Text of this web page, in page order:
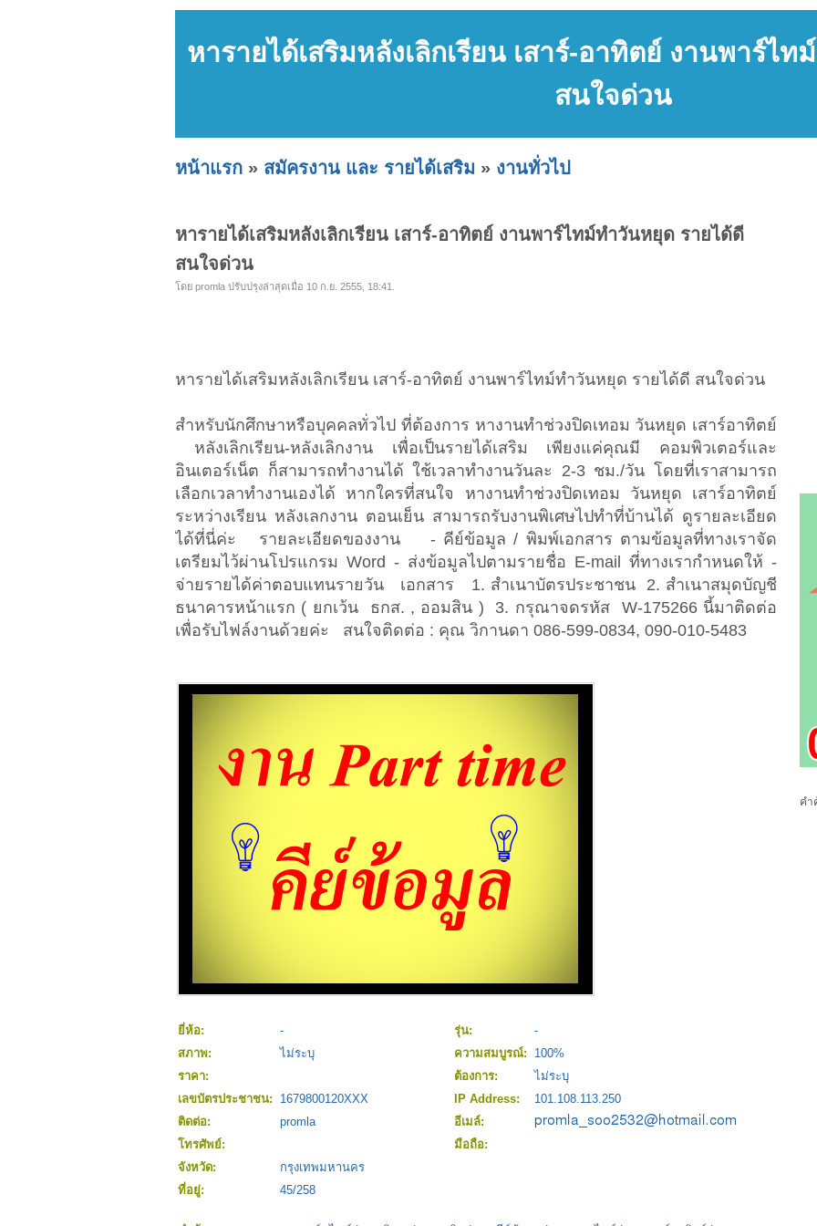
หารายได้เสริมหลังเลิกเรียน เสาร์-อาทิตย์ งานพาร์ไ
สนใจด่วน
หน้าแรก » สมัครงาน และ รายได้เสริม » งานทั่วไป
หารายได้เสริมหลังเลิกเรียน เสาร์-อาทิตย์ งานพาร์ไทม์ทำวันหยุด รายได้ดี
สนใจด่วน
โดย promla ปรับปรุงล่าสุดเมื่อ 10 ก.ย. 2555, 18:41.
หารายได้เสริมหลังเลิกเรียน เสาร์-อาทิตย์ งานพาร์ไทม์ทำวันหยุด รายได้ดี สนใจด่วน
สำหรับนักศึกษาหรือบุคคลทั่วไป ที่ต้องการ หางานทำช่วงปิดเทอม วันหยุด เสาร์อาทิตย์
หลังเลิกเรียน-หลังเลิกงาน เพื่อเป็นรายได้เสริม เพียงแค่คุณมี คอมพิวเตอร์และ
อินเตอร์เน็ต ก็สามารถทำงานได้ ใช้เวลาทำงานวันละ 2-3 ชม./วัน โดยที่เราสามารถ
เลือกเวลาทำงานเองได้ หากใครที่สนใจ หางานทำช่วงปิดเทอม วันหยุด เสาร์อาทิตย์
ระหว่างเรียน หลังเลกงาน ตอนเย็น สามารถรับงานพิเศษไปทำที่บ้านได้ ดูรายละเอียด
ได้ที่นี่ค่ะ รายละเอียดของงาน - คีย์ข้อมูล / พิมพ์เอกสาร ตามข้อมูลที่ทางเราจัด
เตรียมไว้ผ่านโปรแกรม Word - ส่งข้อมูลไปตามรายชื่อ E-mail ที่ทางเรากำหนดให้ -
จ่ายรายได้ค่าตอบแทนรายวัน เอกสาร 1. สำเนาบัตรประชาชน 2. สำเนาสมุดบัญชี
ธนาคารหน้าแรก ( ยกเว้น ธกส. , ออมสิน ) 3. กรุณาจดรหัส W-175266 นี้มาติดต่อ
เพื่อรับไฟล์งานด้วยค่ะ สนใจติดต่อ : คุณ วิกานดา 086-599-0834, 090-010-5483
ยี่ห้อ: - รุ่น:
-
สภาพ:
ไม่ระบุ ความสมบูรณ์:
100%
ราคา:
ต้องการ:
ไม่ระบุ
เลขบัตรประชาชน:
1679800120XXX IP Address:
101.108.113.250
ติดต่อ:
promla
อีเมล์:
โทรศัพย์:
มือถือ:
จังหวัด:
กรุงเทพมหานคร
ที่อยู่:
45/258
คำ